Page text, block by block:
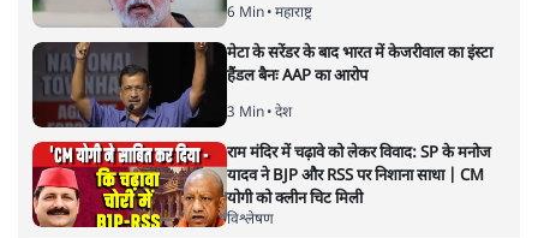
जेल, बॉम्बे हाई कोर्ट ने सुनाई सजा
6 Min •महाराष्ट्र
मेटा के सरेंडर के बाद भारत में केजरीवाल का इंस्टा
3 Min• देश
राम मंदिर में चढ़ावे को लेकर विवाद: SP के मनोज
यादव ने BJP और RSS पर निशाना साधा | CM